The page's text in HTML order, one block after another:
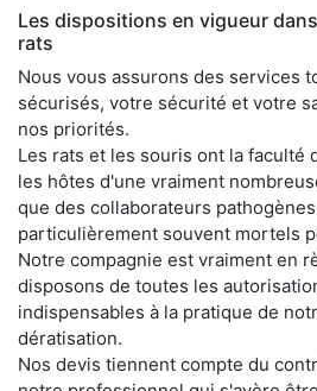
Les dispositions en vigueur
rats
Nous vous assurons des services
sécurisés, votre sécurité et votre
nos priorités.
Les rats et les souris ont la faculté
les hôtes d'une vraiment
que des collaborateurs
particulièrement souvent mortels
Notre compagnie est vraiment en
disposons de toutes les
indispensables à la pratique de
dératisation.
Nos devis tiennent compte du